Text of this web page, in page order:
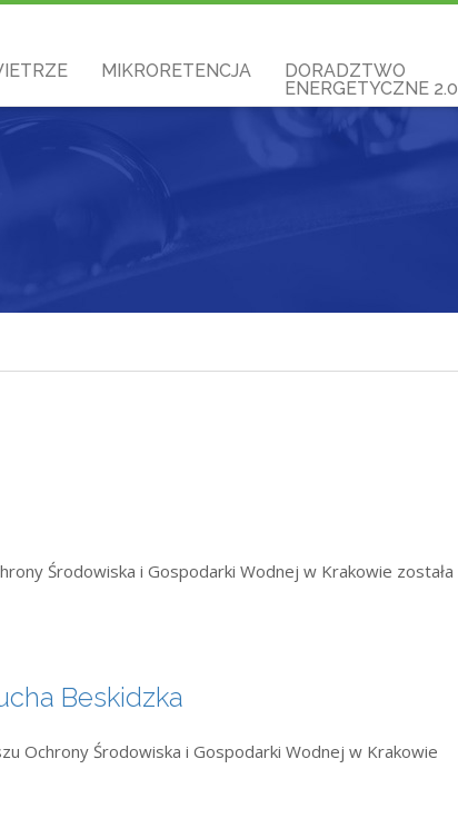
MIKRORETENCJA
DORADZTWO
ENERGETYCZNE 2.0
Środowiska i Gospodarki Wodnej w Krakowie została
Beskidzka
Ochrony Środowiska i Gospodarki Wodnej w Krakowie